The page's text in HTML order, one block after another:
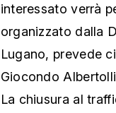
interessato verrà
organizzato dalla
Lugano, prevede
Giocondo
La chiusura al